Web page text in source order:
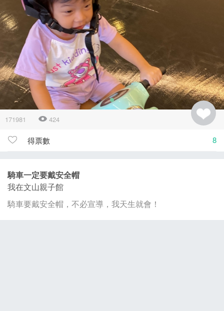
171981 424
得票數 8
騎車一定要戴安全帽
我在文山親子館
騎車要戴安全帽，不必宣導，我天生就會！